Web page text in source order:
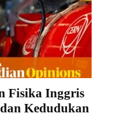
Fisika Inggris
Kedudukan